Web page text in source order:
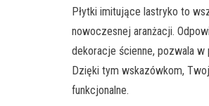
Płytki imitujące lastryko to
nowoczesnej aranżacji.
dekoracje ścienne, pozwala w
Dzięki tym wskazówkom,
funkcjonalne.